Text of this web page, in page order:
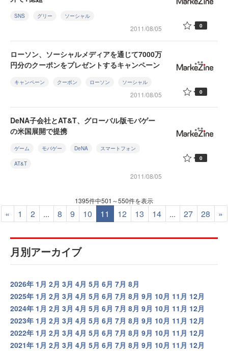
SNS グリー ソーシャル
2011/08/05 0
ローソン、ソーシャルメディアを通じて7000万
円分のクーポンをプレゼントするキャンペーン
キャンペーン クーポン ローソン ソーシャル
2011/08/05 0
DeNA子会社とAT&T、グローバル版モバゲー
の米国展開で提携
ゲーム モバゲー DeNA スマートフォン
AT&T
2011/08/05
0
1395件中501～550件を表示
« 1 2 ... 8 9 10 11 12 13 14 ... 27 28 »
月別アーカイブ
2026年 1月 2月 3月 4月 5月 6月 7月 8月
2025年 1月 2月 3月 4月 5月 6月 7月 8月 9月 10月 11月 12月
2024年 1月 2月 3月 4月 5月 6月 7月 8月 9月 10月 11月 12月
2023年 1月 2月 3月 4月 5月 6月 7月 8月 9月 10月 11月 12月
2022年 1月 2月 3月 4月 5月 6月 7月 8月 9月 10月 11月 12月
2021年 1月 2月 3月 4月 5月 6月 7月 8月 9月 10月 11月 12月